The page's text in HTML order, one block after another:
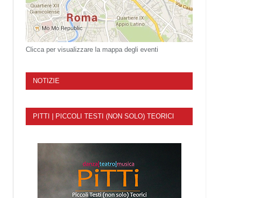
Clicca per visualizzare la mappa degli eventi
NOTIZIE
PITTI | PICCOLI TESTI (NON SOLO) TEORICI